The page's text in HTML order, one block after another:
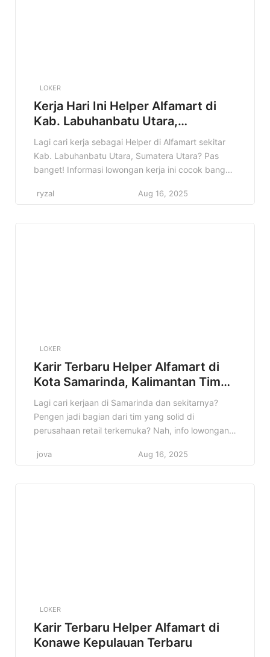
LOKER
Kerja Hari Ini Helper Alfamart di
Kab. Labuhanbatu Utara,
Sumatera Utara Terbaru Tahun
2025
Lagi cari kerja sebagai Helper di Alfamart sekitar
Kab. Labuhanbatu Utara, Sumatera Utara? Pas
banget! Informasi lowongan kerja ini cocok banget
retail. Di artikel ini, kita bakal bahas tuntas semua
ryzal Aug 16, 2025
LOKER
Karir Terbaru Helper Alfamart di
Kota Samarinda, Kalimantan Timur
Terbaru Tahun 2025
Lagi cari kerjaan di Samarinda dan sekitarnya?
Pengen jadi bagian dari tim yang solid di
perusahaan retail terkemuka? Nah, info lowongan
Timur ini bisa jadi jawaban yang kamu cari! Cocok
jova Aug 16, 2025
LOKER
Karir Terbaru Helper Alfamart di
Konawe Kepulauan Terbaru